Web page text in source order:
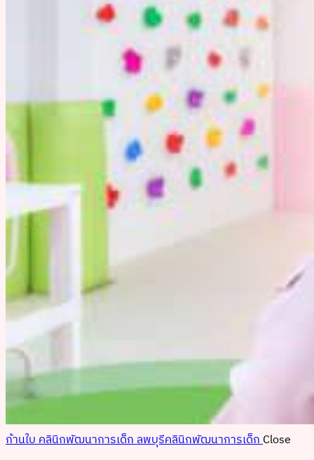
ก้านใบ คลินิกพัฒนาการเด็ก ลพบุรีคลินิกพัฒนาการเด็กClose